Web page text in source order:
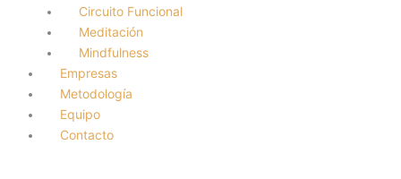
Circuito Funcional
Meditación
Mindfulness
Empresas
Metodología
Equipo
Contacto